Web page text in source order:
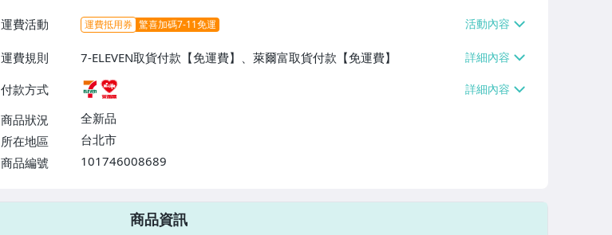
運費活動 運費抵用券 驚喜加碼7-11免運
運費規則
7-ELEVEN取貨付款【免運費】、萊爾富取貨付款【免運費】
付款方式
商品狀況
全新品
所在地區
台北市
商品編號
101746008689
7-ELEVEN 運費只要38元
不限金額、筆數，筆筆優惠無限次！
商品資訊